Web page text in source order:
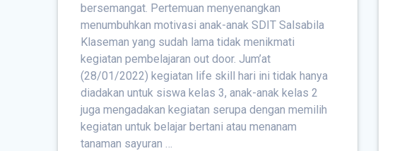
bersemangat. Pertemuan menyenangkan
menumbuhkan motivasi anak-anak SDIT Salsabila
Klaseman yang sudah lama tidak menikmati
kegiatan pembelajaran out door. Jum’at
(28/01/2022) kegiatan life skill hari ini tidak hanya
diadakan untuk siswa kelas 3, anak-anak kelas 2
juga mengadakan kegiatan serupa dengan memilih
kegiatan untuk belajar bertani atau menanam
tanaman sayuran …